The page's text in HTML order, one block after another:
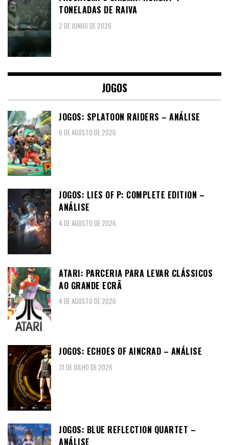
TONELADAS DE RAIVA
2 DE JUNHO DE 2026
JOGOS
JOGOS: SPLATOON RAIDERS – ANÁLISE
6 DE AGOSTO DE 2026
JOGOS: LIES OF P: COMPLETE EDITION –
ANÁLISE
4 DE AGOSTO DE 2026
ATARI: PARCERIA PARA LEVAR CLÁSSICOS
AO GRANDE ECRÃ
4 DE AGOSTO DE 2026
JOGOS: ECHOES OF AINCRAD – ANÁLISE
31 DE JULHO DE 2026
JOGOS: BLUE REFLECTION QUARTET –
ANÁLISE